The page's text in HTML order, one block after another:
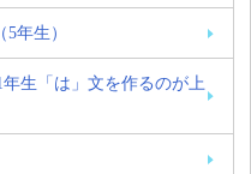
年生）
生「は」文を作るのが上